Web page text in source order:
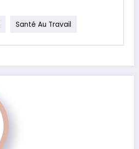
Santé Au Travail